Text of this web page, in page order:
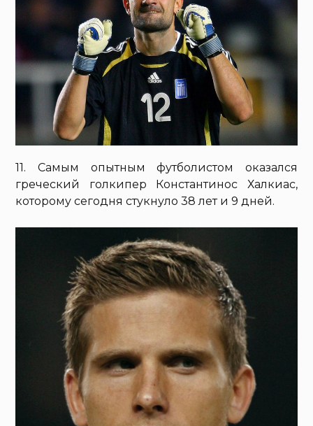
11. Самым опытным футболистом оказался
греческий голкипер Константинос Халкиас,
которому сегодня стукнуло 38 лет и 9 дней.